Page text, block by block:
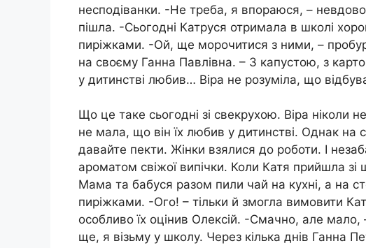
несподіванки. -Не треба, я впораюся, –
пішла. -Сьогодні Катруся отримала в школі
пиріжками. -Ой, ще морочитися з ними, –
на своєму Ганна Павлівна. – З капустою, з
у дитинстві любив… Віра не розуміла, що
Що це таке сьогодні зі свекрухою. Віра ніколи
не мала, що він їх любив у дитинстві. Однак на
давайте пекти. Жінки взялися до роботи. І
ароматом свіжої випічки. Коли Катя прийшла
Мама та бабуся разом пили чай на кухні, а на
пиріжками. -Ого! – тільки й змогла вимовити
особливо їх оцінив Олексій. -Смачно, але мало,
ще, я візьму у школу. Через кілька днів Ганна